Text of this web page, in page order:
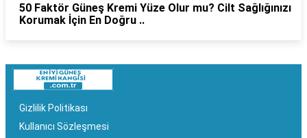
50 Faktör Güneş Kremi Yüze Olur mu? Cilt Sağlığınızı
Korumak İçin En Doğru ..
Gizlilik Politikası
Kullanıcı Sözleşmesi